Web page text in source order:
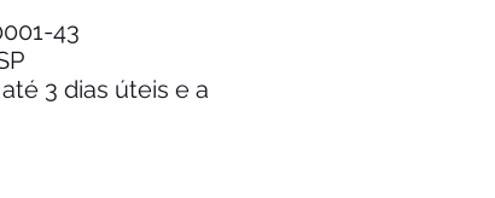
43
3 dias úteis e a